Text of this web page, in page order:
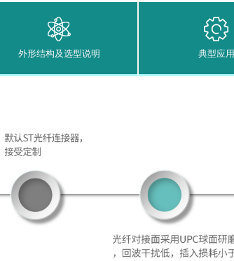
外形结构及选型说明 典型应用